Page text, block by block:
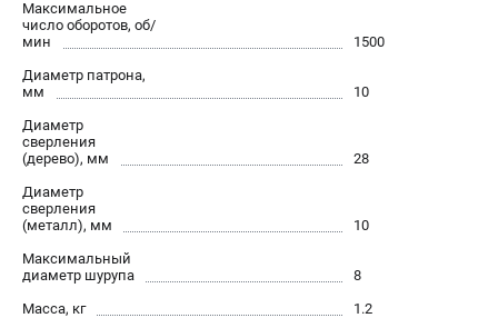
ЗАКАЗ ЗАПЧАСТЕЙ
zakaz@milwa-market.ru
Максимальное
число оборотов, об/
мин
1500
Диаметр патрона,
мм
10
Диаметр
сверления
(дерево), мм
28
Диаметр
сверления
(металл), мм
10
Максимальный
диаметр шурупа
8
Масса, кг
1.2